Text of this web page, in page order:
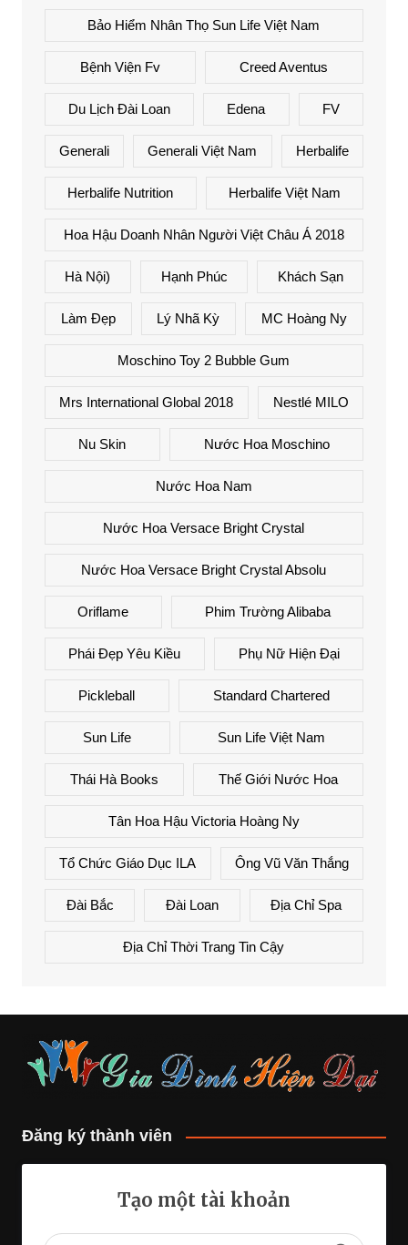
Bảo Hiểm Nhân Thọ Sun Life Việt Nam
Bệnh Viện Fv Creed Aventus
Du Lịch Đài Loan Edena FV
Generali Generali Việt Nam Herbalife
Herbalife Nutrition Herbalife Việt Nam
Hoa Hậu Doanh Nhân Người Việt Châu Á 2018
Hà Nội) Hạnh Phúc Khách Sạn
Làm Đẹp Lý Nhã Kỳ MC Hoàng Ny
Moschino Toy 2 Bubble Gum
Mrs International Global 2018 Nestlé MILO
Nu Skin Nước Hoa Moschino
Nước Hoa Nam
Nước Hoa Versace Bright Crystal
Nước Hoa Versace Bright Crystal Absolu
Oriflame Phim Trường Alibaba
Phái Đẹp Yêu Kiều Phụ Nữ Hiện Đại
Pickleball Standard Chartered
Sun Life Sun Life Việt Nam
Thái Hà Books Thế Giới Nước Hoa
Tân Hoa Hậu Victoria Hoàng Ny
Tổ Chức Giáo Dục ILA Ông Vũ Văn Thắng
Đài Bắc Đài Loan Địa Chỉ Spa
Địa Chỉ Thời Trang Tin Cậy
Đăng ký thành viên
Tạo một tài khoản